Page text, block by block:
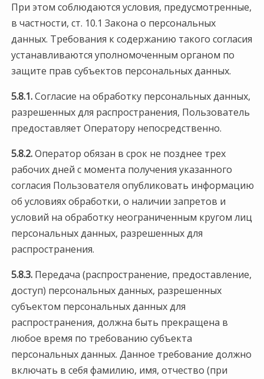
При этом соблюдаются условия, предусмотренные,
в частности, ст. 10.1 Закона о персональных
данных. Требования к содержанию такого согласия
устанавливаются уполномоченным органом по
защите прав субъектов персональных данных.
5.8.1.Согласие на обработку персональных данных,
разрешенных для распространения, Пользователь
предоставляет Оператору непосредственно.
5.8.2.Оператор обязан в срок не позднее трех
рабочих дней с момента получения указанного
согласия Пользователя опубликовать информацию
об условиях обработки, о наличии запретов и
условий на обработку неограниченным кругом лиц
персональных данных, разрешенных для
распространения.
5.8.3. Передача (распространение, предоставление,
доступ) персональных данных, разрешенных
субъектом персональных данных для
распространения, должна быть прекращена в
любое время по требованию субъекта
персональных данных. Данное требование должно
включать в себя фамилию, имя, отчество (при